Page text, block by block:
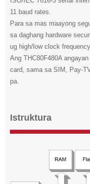
11 baud rates.
Para sa mas maayong
sa daghang hardware
ug high/low clock
Ang THC80F480A
card, sama sa SIM, Pay-
pa.
Istruktura